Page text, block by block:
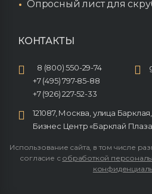
Опросный лист для
КОНТАКТЫ
8 (800) 550-29-74
+7 (495) 797-85-88
+7 (926) 227-52-33
121087, Москва, улица
Бизнес Центр «Барклай
Использование сайта, в том числе
согласие с обработкой